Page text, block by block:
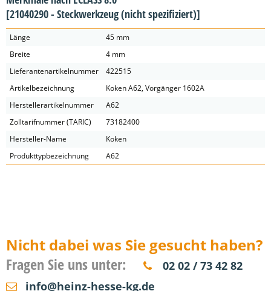
[21040290 - Steckwerkzeug (nicht spezifiziert)]
Länge
45 mm
Breite
4 mm
Lieferantenartikelnummer
422515
Artikelbezeichnung
Koken A62, Vorgänger 1602A
Herstellerartikelnummer
A62
Zolltarifnummer (TARIC)
73182400
Hersteller-Name
Koken
Produkttypbezeichnung
A62
Nicht dabei was Sie gesucht haben?
Fragen Sie uns unter:
02 02 / 73 42 82
info@heinz-hesse-kg.de